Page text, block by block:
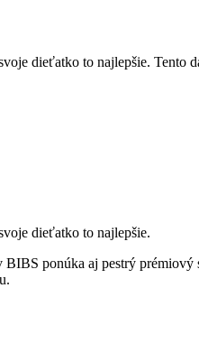
dieťatko to najlepšie.
dieťatko to najlepšie.
ponúka aj pestrý prémiový